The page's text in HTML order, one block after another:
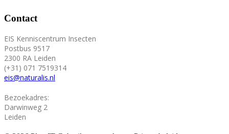
Contact
EIS Kenniscentrum Insecten
Postbus 9517
2300 RA Leiden
(+31) 071 7519314
eis@naturalis.nl
Bezoekadres:
Darwinweg 2
Leiden